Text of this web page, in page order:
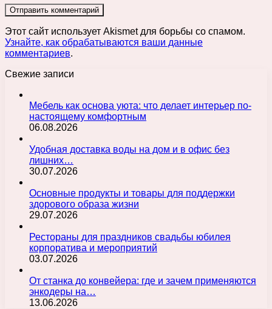
Этот сайт использует Akismet для борьбы со спамом.
Узнайте, как обрабатываются ваши данные
комментариев.
Свежие записи
Мебель как основа уюта: что делает интерьер по-
настоящему комфортным
06.08.2026
Удобная доставка воды на дом и в офис без
лишних…
30.07.2026
Основные продукты и товары для поддержки
здорового образа жизни
29.07.2026
Рестораны для праздников свадьбы юбилея
корпоратива и мероприятий
03.07.2026
От станка до конвейера: где и зачем применяются
энкодеры на…
13.06.2026